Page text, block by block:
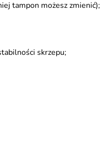
tampon możesz zmienić);
skrzepu;